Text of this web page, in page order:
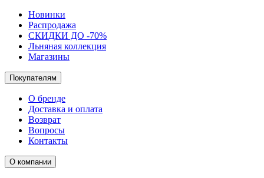
Новинки
Распродажа
СКИДКИ ДО -70%
Льняная коллекция
Магазины
Покупателям
О бренде
Доставка и оплата
Возврат
Вопросы
Контакты
О компании